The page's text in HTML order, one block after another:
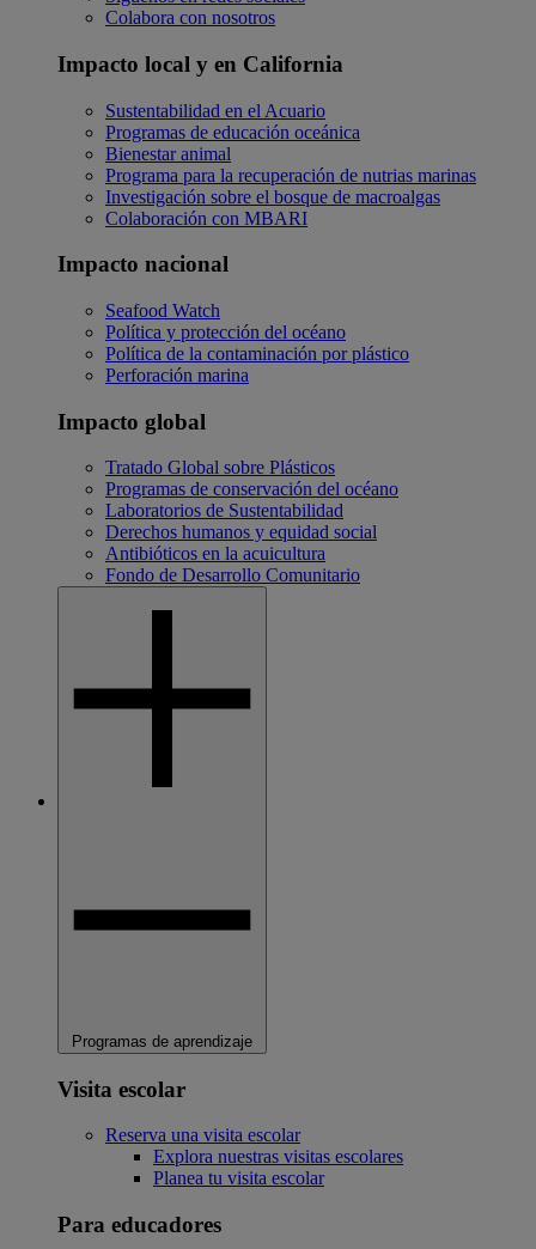
Colabora con nosotros
Impacto local y en California
Sustentabilidad en el Acuario
Programas de educación oceánica
Bienestar animal
Programa para la recuperación de nutrias marinas
Investigación sobre el bosque de macroalgas
Colaboración con MBARI
Impacto nacional
Seafood Watch
Política y protección del océano
Política de la contaminación por plástico
Perforación marina
Impacto global
Tratado Global sobre Plásticos
Programas de conservación del océano
Laboratorios de Sustentabilidad
Derechos humanos y equidad social
Antibióticos en la acuicultura
Fondo de Desarrollo Comunitario
Programas de aprendizaje
Visita escolar
Reserva una visita escolar
Explora nuestras visitas escolares
Planea tu visita escolar
Para educadores